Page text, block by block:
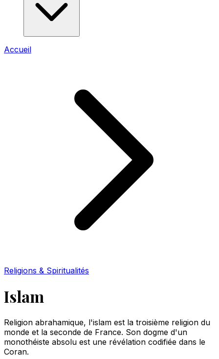
Accueil
Religions & Spiritualités
Islam
Religion abrahamique, l'islam est la troisième religion du
monde et la seconde de France. Son dogme d'un
monothéiste absolu est une révélation codifiée dans le
Coran.